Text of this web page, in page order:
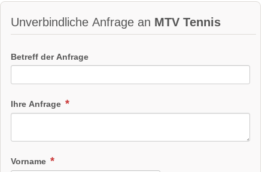
Unverbindliche Anfrage an MTV Tennis
Betreff der Anfrage
Ihre Anfrage
Vorname